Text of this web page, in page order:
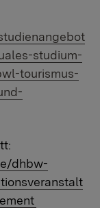
studium-
tourismus-
dhbw-